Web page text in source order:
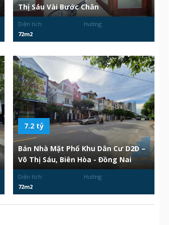
Thị Sáu Vài Bước Chân
Diện tích:
72m2
Hướng:
7.2 tỷ
Bán Nhà Mặt Phố Khu Dân Cư D2D –
Võ Thị Sáu, Biên Hòa - Đồng Nai
Diện tích:
72m2
Hướng: